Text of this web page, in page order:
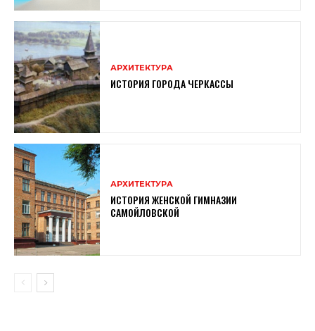
АРХИТЕКТУРА
ИСТОРИЯ ГОРОДА ЧЕРКАССЫ
АРХИТЕКТУРА
ИСТОРИЯ ЖЕНСКОЙ ГИМНАЗИИ
САМОЙЛОВСКОЙ